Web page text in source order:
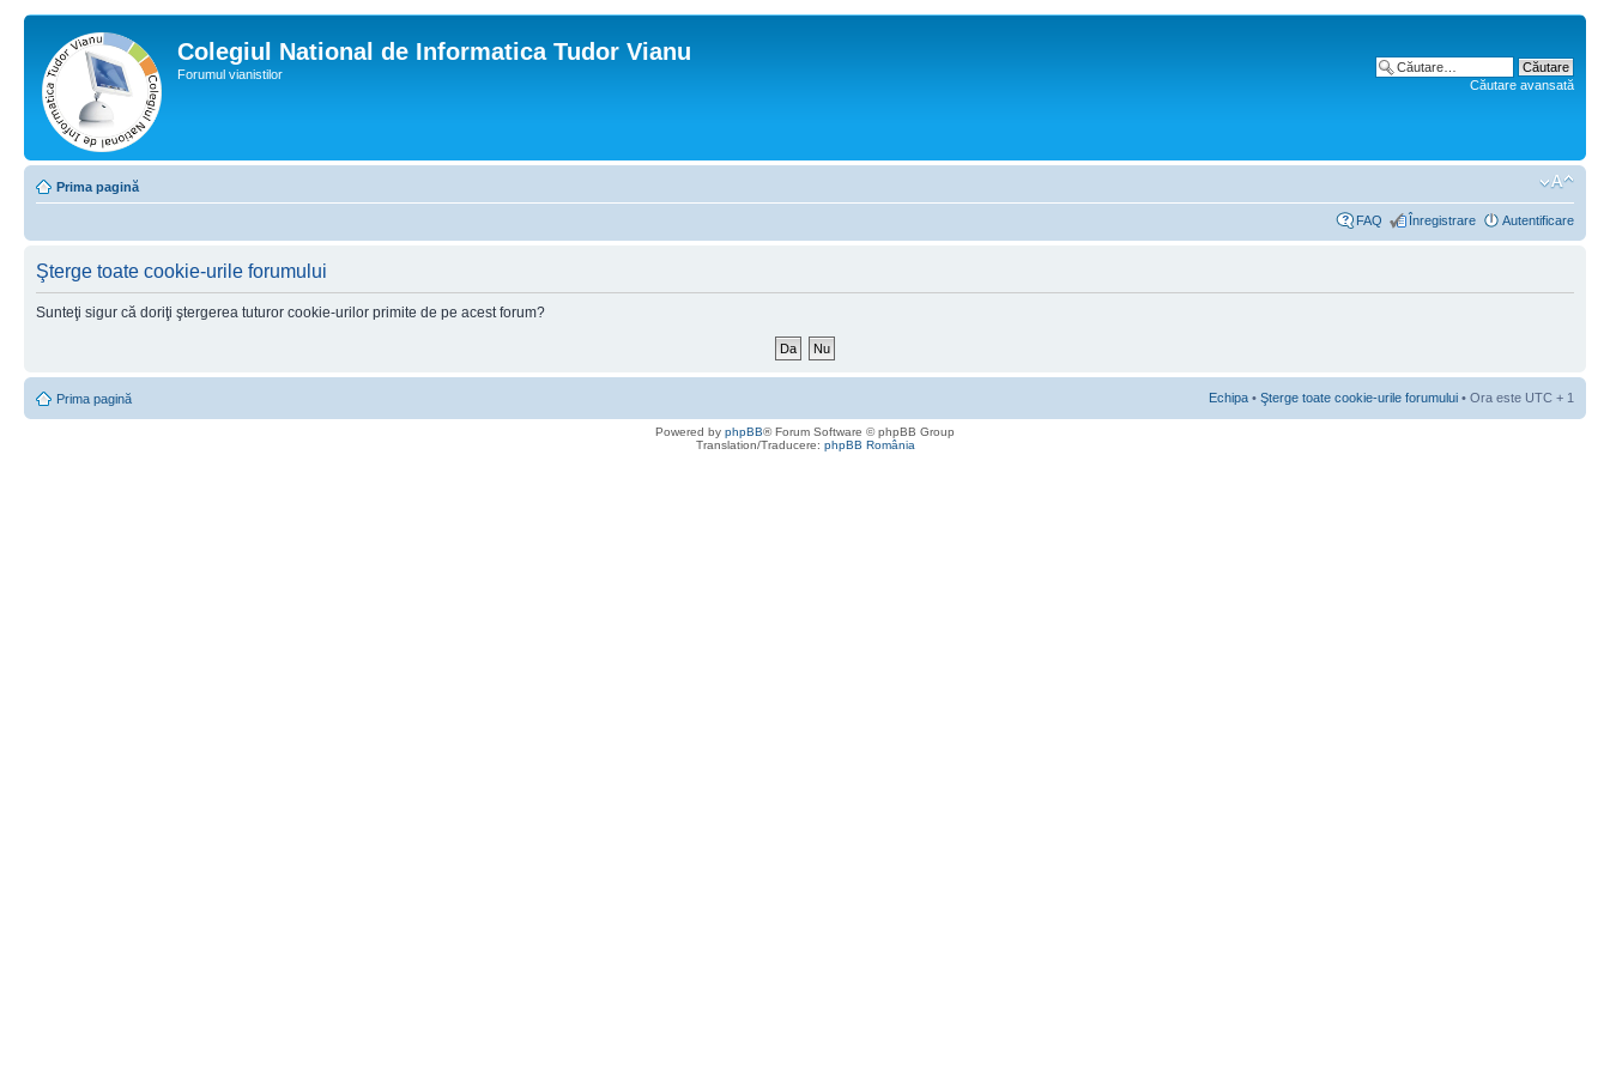
Colegiul National de Informatica Tudor Vianu
Forumul vianistilor
Căutare avansată
Prima pagină
FAQ Înregistrare Autentificare
Şterge toate cookie-urile forumului
Sunteţi sigur că doriţi ştergerea tuturor cookie-urilor primite de pe acest forum?
Prima pagină Echipa • Şterge toate cookie-urile forumului • Ora este UTC + 1
Powered by phpBB® Forum Software © phpBB Group
Translation/Traducere: phpBB România